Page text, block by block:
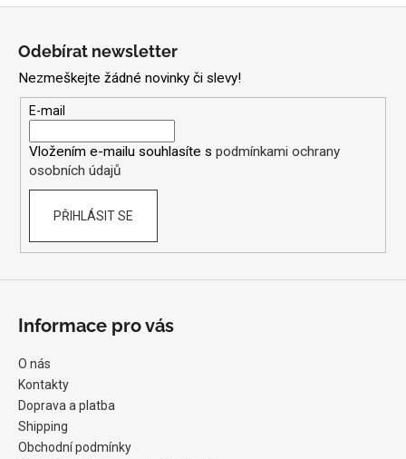
Odebírat newsletter
Nezmeškejte žádné novinky či slevy!
E-mail
Vložením e-mailu souhlasíte s podmínkami ochrany
osobních údajů
PŘIHLÁSIT SE
Informace pro vás
O nás
Kontakty
Doprava a platba
Shipping
Obchodní podmínky